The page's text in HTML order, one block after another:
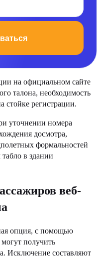
на официальном сайте
талона, необходимость
стойке регистрации.
уточнении номера
досмотра,
формальностей
в здании
веб-
опция, с помощью
получить
Исключение составляют